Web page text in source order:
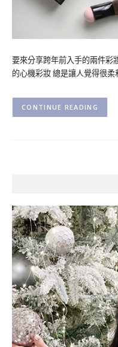
要來分享跨年前入手的兩件彩
的心機彩妝 總是讓人覺得很
CONTINUE READING